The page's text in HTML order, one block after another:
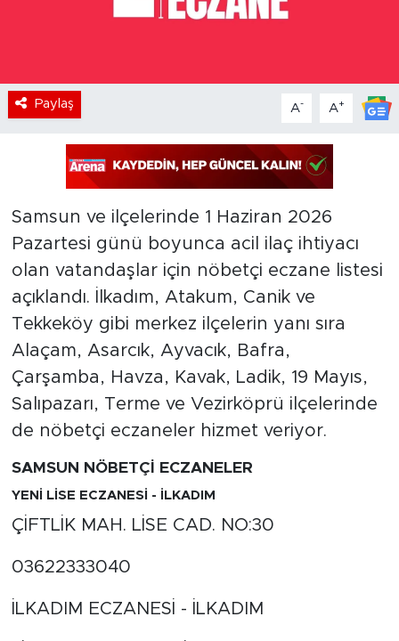
Paylaş A- A+
Samsun ve ilçelerinde 1 Haziran 2026
Pazartesi günü boyunca acil ilaç ihtiyacı
olan vatandaşlar için nöbetçi eczane listesi
açıklandı. İlkadım, Atakum, Canik ve
Tekkeköy gibi merkez ilçelerin yanı sıra
Alaçam, Asarcık, Ayvacık, Bafra,
Çarşamba, Havza, Kavak, Ladik, 19 Mayıs,
Salıpazarı, Terme ve Vezirköprü ilçelerinde
de nöbetçi eczaneler hizmet veriyor.
SAMSUN NÖBETÇİ ECZANELER
YENİ LİSE ECZANESİ - İLKADIM
ÇİFTLİK MAH. LİSE CAD. NO:30
03622333040
İLKADIM ECZANESİ - İLKADIM